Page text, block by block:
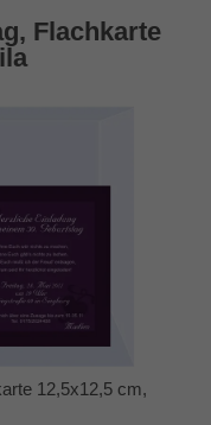
Flachkarte
12,5x12,5 cm,